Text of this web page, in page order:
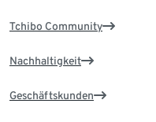
Tchibo Community
Nachhaltigkeit
Geschäftskunden